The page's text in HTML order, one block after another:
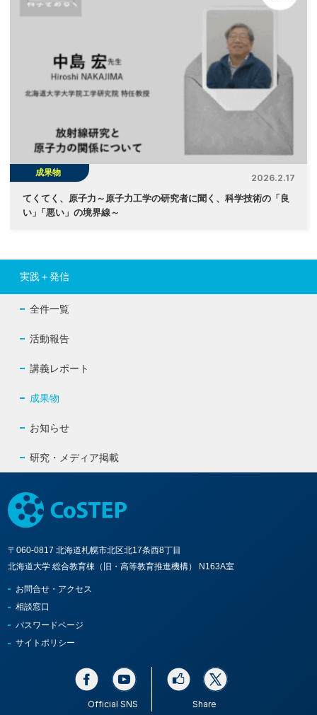
成果物
2026.2.17
てくてく、原子力～原子力工学の研究者に聞く、科学技術の「良
い」 「悪い」の境界線～
実践＋発信
全件一覧
活動報告
講義レポート
成果物
お知らせ
研究・メディア掲載
〒060-0817 北海道札幌市北区北17条西8丁目
北海道大学 総合教育棟（旧・高等教育推進機構） N163A室
お問合せ・アクセス
相談窓口
パスワードページ
サイトポリシー
Official SNS Share